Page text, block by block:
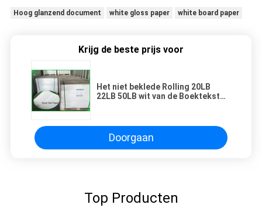
Hoog glanzend document white gloss paper white board paper
Krijg de beste prijs voor
Het niet beklede Rolling 20LB
22LB 50LB wit van de Boektekst
Doorgaan
Top Producten